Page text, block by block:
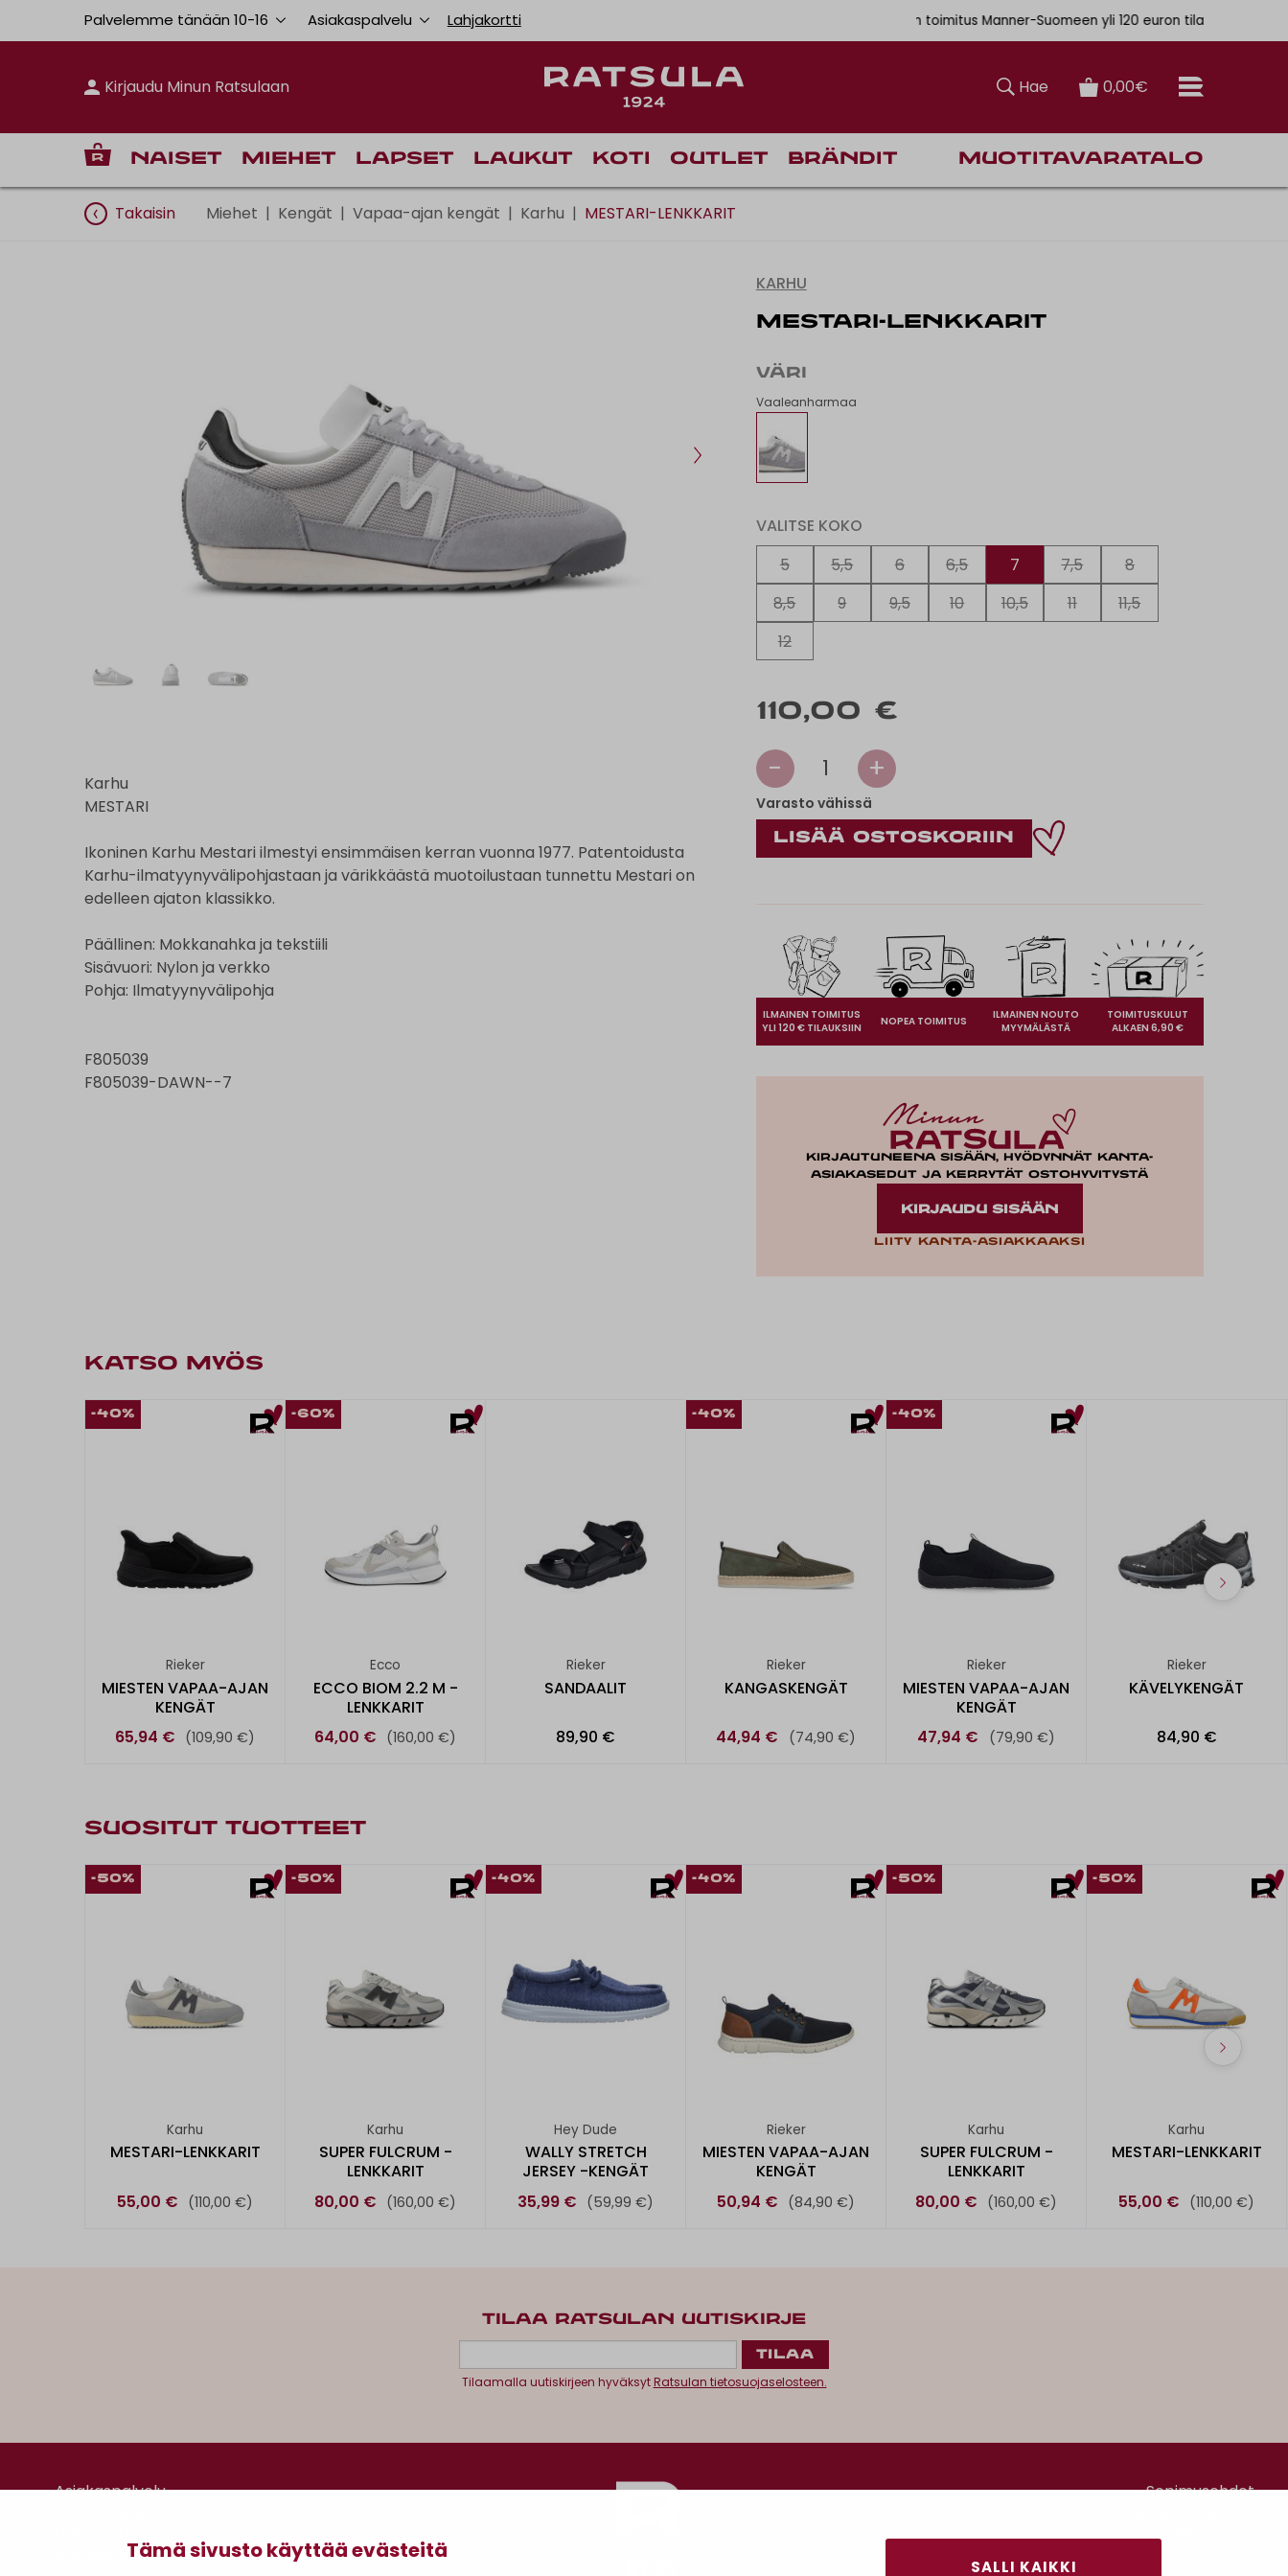
Tämä sivusto käyttää evästeitä
SALLI KAIKKI
Palvelemme tänään 10-16 Asiakaspalvelu Lahjakortti Ilmainen toimitus Manner-Suomeen yli 120 euron tilauksiin
Kirjaudu Minun Ratsulaan Hae 0,00€
Naiset Miehet Lapset Laukut Koti Outlet Brändit Muotitavaratalo
Takaisin Miehet | Kengät | Vapaa-ajan kengät | Karhu | MESTARI-LENKKARIT
Karhu
MESTARI
Ikoninen Karhu Mestari ilmestyi ensimmäisen kerran vuonna 1977. Patentoidusta
Karhu-ilmatyynyvälipohjastaan ja värikkäästä muotoilustaan tunnettu Mestari on
edelleen ajaton klassikko.
Päällinen: Mokkanahka ja tekstiili
Sisävuori: Nylon ja verkko
Pohja: Ilmatyynyvälipohja
F805039
F805039-DAWN--7
KARHU
MESTARI-LENKKARIT
VÄRI
Vaaleanharmaa
VALITSE KOKO
5
5,5 6 6,5 7 7,5
8
8,5
9 9,5 10 10,5 11
11,5
12
110,00 €
- 1 +
Varasto vähissä
ILMAINEN TOIMITUS
YLI 120 € TILAUKSIIN
NOPEA TOIMITUS
ILMAINEN NOUTO
MYYMÄLÄSTÄ
TOIMITUSKULUT
ALKAEN 6,90 €
Kirjautuneena sisään, hyödynnät kanta-
asiakasedut ja kerrytät ostohyvitystä
KIRJAUDU SISÄÄN
Liity kanta-asiakkaaksi
KATSO MYÖS
-40%
Rieker
MIESTEN VAPAA-AJAN
KENGÄT
65,94 € (109,90 €)
-60%
Ecco
ECCO BIOM 2.2 M -
LENKKARIT
64,00 € (160,00 €)
Rieker
SANDAALIT
89,90 €
-40%
Rieker
KANGASKENGÄT
44,94 € (74,90 €)
-40%
Rieker
MIESTEN VAPAA-AJAN
KENGÄT
47,94 €
(79,90 €)
Rieker
KÄVELYKENGÄT
84,90 €
SUOSITUT TUOTTEET
-50%
Karhu
MESTARI-LENKKARIT
55,00 € (110,00 €)
-50%
Karhu
SUPER FULCRUM -
LENKKARIT
80,00 € (160,00 €)
-40%
Hey Dude
WALLY STRETCH
JERSEY -KENGÄT
35,99 € (59,99 €)
-40%
Rieker
MIESTEN VAPAA-AJAN
KENGÄT
50,94 € (84,90 €)
-50%
Karhu
SUPER FULCRUM -
LENKKARIT
80,00 € (160,00 €)
-50%
Karhu
MESTARI-LENKKARIT
55,00 € (110,00 €)
TILAA RATSULAN UUTISKIRJE
Tilaamalla uutiskirjeen hyväksytRatsulan tietosuojaselosteen.
Asiakaspalvelu
Gomee Ratsula Café
Sopimusehdot